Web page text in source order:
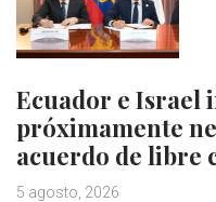
Ecuador e Israel
próximamente
acuerdo de libre
5 agosto, 2026